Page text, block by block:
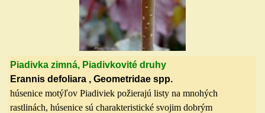
Piadivka zimná, Piadivkovité druhy
Erannis defoliara , Geometridae spp.
húsenice motýľov Piadiviek požierajú listy na mnohých
rastlinách, húsenice sú charakteristické svojim dobrým